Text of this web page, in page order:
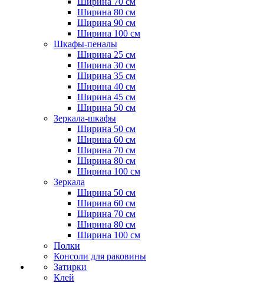
Ширина 80 см
Ширина 90 см
Ширина 100 см
Шкафы-пеналы
Ширина 25 см
Ширина 30 см
Ширина 35 см
Ширина 40 см
Ширина 45 см
Ширина 50 см
Зеркала-шкафы
Ширина 50 см
Ширина 60 см
Ширина 70 см
Ширина 80 см
Ширина 100 см
Зеркала
Ширина 50 см
Ширина 60 см
Ширина 70 см
Ширина 80 см
Ширина 100 см
Полки
Консоли для раковины
Затирки
Клей